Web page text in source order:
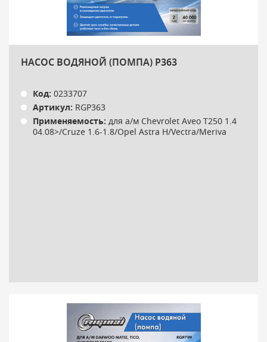
НАСОС ВОДЯНОЙ (ПОМПА) P363
Код: 0233707
Артикул: RGP363
Применяемость: для а/м Chevrolet Aveo T250 1.4
04.08>/Cruze 1.6-1.8/Opel Astra H/Vectra/Meriva